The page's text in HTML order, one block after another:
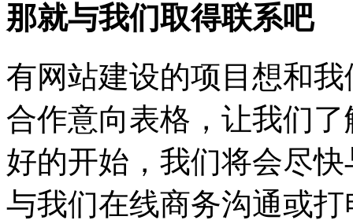
那就与我们取得联系吧
有网站建设的项目想和
合作意向表格，让我们
好的开始，我们将会尽
与我们在线商务沟通或